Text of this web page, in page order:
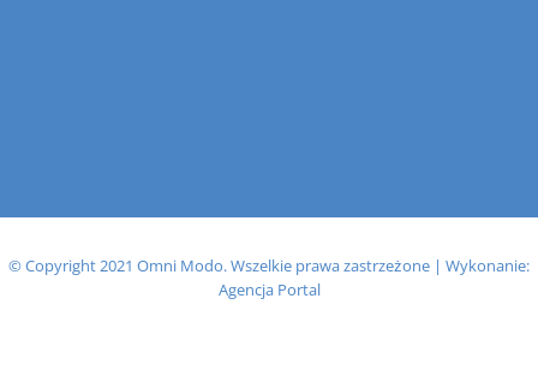
© Copyright 2021 Omni Modo. Wszelkie prawa zastrzeżone | Wykonanie:
Agencja Portal